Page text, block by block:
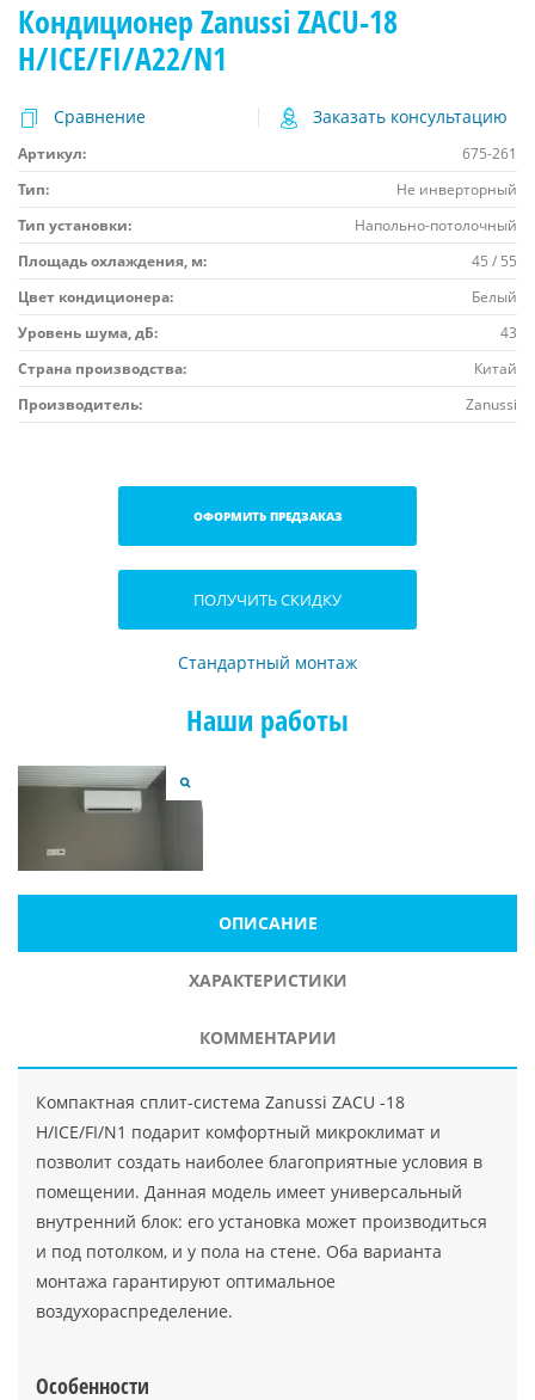
Кондиционер Zanussi ZACU-18
H/ICE/FI/A22/N1
Сравнение Заказать консультацию
Артикул:
675-261
Тип:
Не инверторный
Тип установки:
Напольно-потолочный
Площадь охлаждения, м:
45 / 55
Цвет кондиционера:
Белый
Уровень шума, дБ:
43
Страна производства:
Китай
Производитель:
Zanussi
ОФОРМИТЬ ПРЕДЗАКАЗ
ПОЛУЧИТЬ СКИДКУ
Стандартный монтаж
Наши работы
ОПИСАНИЕ
ХАРАКТЕРИСТИКИ
КОММЕНТАРИИ
Компактная сплит-система Zanussi ZACU -18
H/ICE/FI/N1 подарит комфортный микроклимат и
позволит создать наиболее благоприятные условия в
помещении. Данная модель имеет универсальный
внутренний блок: его установка может производиться
и под потолком, и у пола на стене. Оба варианта
монтажа гарантируют оптимальное
воздухораспределение.
Особенности